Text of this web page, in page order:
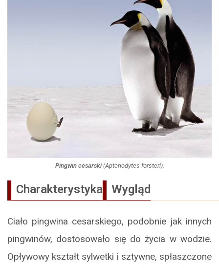
Pingwin cesarski(Aptenodytes forsteri).
Charakterystyka Wygląd
Ciało pingwina cesarskiego, podobnie jak innych
pingwinów, dostosowało się do życia w wodzie.
Opływowy kształt sylwetki i sztywne, spłaszczone